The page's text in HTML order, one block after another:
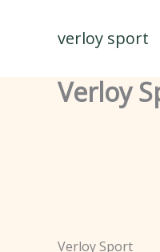
verloy sport
Verloy
Verloy Sport